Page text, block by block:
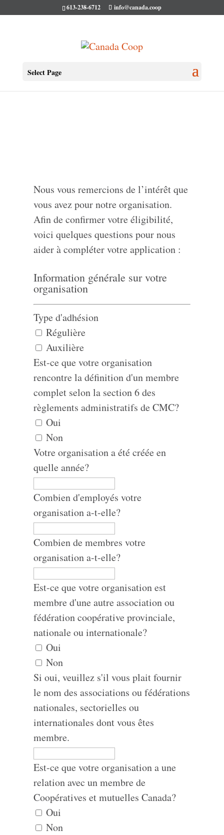
613-238-6712 info@canada.coop
Select Page
Nous vous remercions de l’intérêt que
vous avez pour notre organisation.
Afin de confirmer votre éligibilité,
voici quelques questions pour nous
aider à compléter votre application :
Information générale sur votre
organisation
Type d'adhésion
Régulière
Auxilière
Est-ce que votre organisation
rencontre la définition d'un membre
complet selon la section 6 des
règlements administratifs de CMC?
Oui
Non
Votre organisation a été créée en
quelle année?
Combien d'employés votre
organisation a-t-elle?
Combien de membres votre
organisation a-t-elle?
Est-ce que votre organisation est
membre d'une autre association ou
fédération coopérative provinciale,
nationale ou internationale?
Oui
Non
Si oui, veuillez s'il vous plait fournir
le nom des associations ou fédérations
nationales, sectorielles ou
internationales dont vous êtes
membre.
Est-ce que votre organisation a une
relation avec un membre de
Coopératives et mutuelles Canada?
Oui
Non